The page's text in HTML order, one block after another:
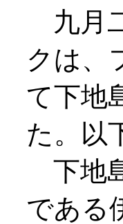
九月
クは、
て下地
た。以
下地
である